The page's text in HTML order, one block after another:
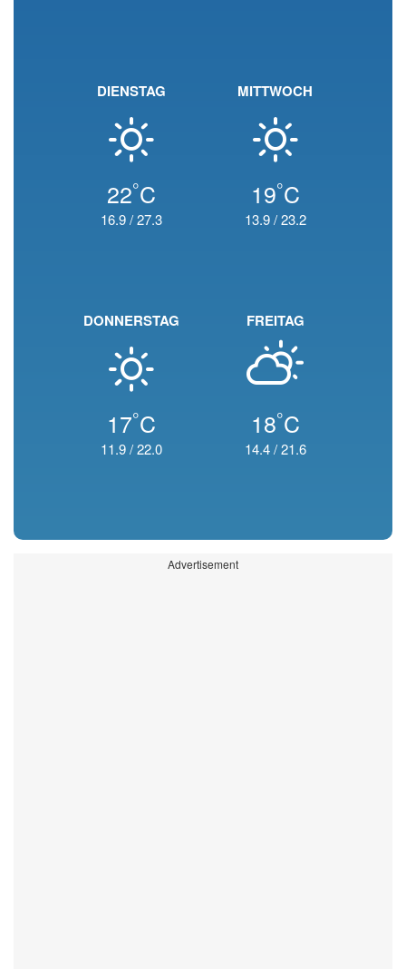
DIENSTAG
22°C
16.9/27.3
MITTWOCH
19°C
13.9/23.2
DONNERSTAG
17°C
11.9/22.0
FREITAG
18°C
14.4/21.6
Advertisement